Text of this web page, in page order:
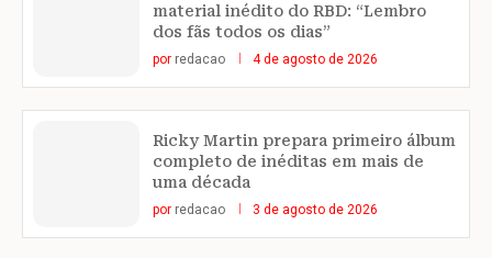
material inédito do RBD: “Lembro
dos fãs todos os dias”
por redacao 4 de agosto de 2026
Ricky Martin prepara primeiro álbum
completo de inéditas em mais de
uma década
por redacao 3 de agosto de 2026